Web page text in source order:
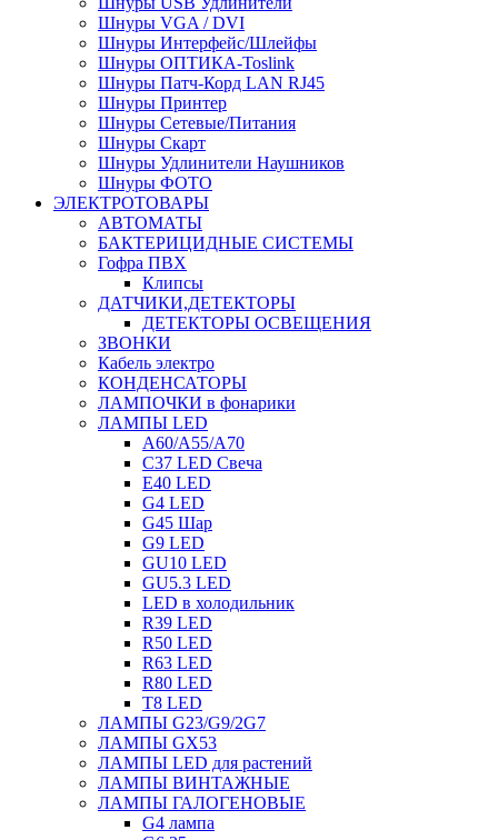
Шнуры VGA / DVI
Шнуры Интерфейс/Шлейфы
Шнуры ОПТИКА-Toslink
Шнуры Патч-Корд LAN RJ45
Шнуры Принтер
Шнуры Сетевые/Питания
Шнуры Скарт
Шнуры Удлинители Наушников
Шнуры ФОТО
ЭЛЕКТРОТОВАРЫ
АВТОМАТЫ
БАКТЕРИЦИДНЫЕ СИСТЕМЫ
Гофра ПВХ
Клипсы
ДАТЧИКИ,ДЕТЕКТОРЫ
ДЕТЕКТОРЫ ОСВЕЩЕНИЯ
ЗВОНКИ
Кабель электро
КОНДЕНСАТОРЫ
ЛАМПОЧКИ в фонарики
ЛАМПЫ LED
A60/A55/A70
C37 LED Свеча
E40 LED
G4 LED
G45 Шар
G9 LED
GU10 LED
GU5.3 LED
LED в холодильник
R39 LED
R50 LED
R63 LED
R80 LED
T8 LED
ЛАМПЫ G23/G9/2G7
ЛАМПЫ GX53
ЛАМПЫ LED для растений
ЛАМПЫ ВИНТАЖНЫЕ
ЛАМПЫ ГАЛОГЕНОВЫЕ
G4 лампа